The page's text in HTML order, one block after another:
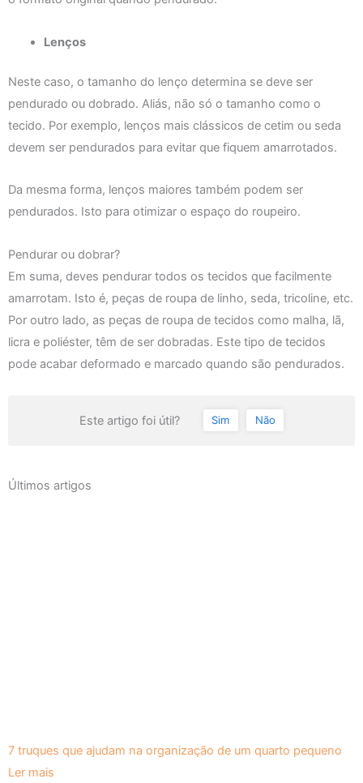
Lenços
Neste caso, o tamanho do lenço determina se deve ser
pendurado ou dobrado. Aliás, não só o tamanho como o
tecido. Por exemplo, lenços mais clássicos de cetim ou seda
devem ser pendurados para evitar que fiquem amarrotados.
Da mesma forma, lenços maiores também podem ser
pendurados. Isto para otimizar o espaço do roupeiro.
Pendurar ou dobrar?
Em suma, deves pendurar todos os tecidos que facilmente
amarrotam. Isto é, peças de roupa de linho, seda, tricoline, etc.
Por outro lado, as peças de roupa de tecidos como malha, lã,
licra e poliéster, têm de ser dobradas. Este tipo de tecidos
pode acabar deformado e marcado quando são pendurados.
Este artigo foi útil? Sim Não
Últimos artigos
7 truques que ajudam na organização de um quarto pequeno
Ler mais